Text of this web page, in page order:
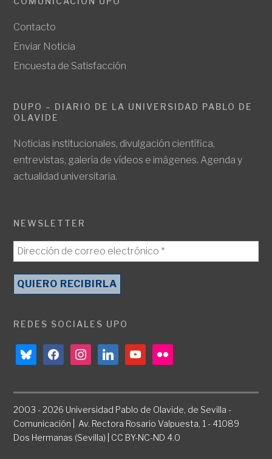
Contacto
Enviar Noticia
Encuesta de Satisfacción
DUPO – DIARIO DE LA UNIVERSIDAD PABLO DE
OLAVIDE
Noticias institucionales, divulgación científica,
entrevistas, galería de vídeos e imágenes. Agenda y
actualidad universitaria.
NEWSLETTER
REDES SOCIALES UPO
blueskyfacebookinstagramlinkedinyoutubeflickr
2003 - 2026 Universidad Pablo de Olavide, de Sevilla -
Comunicación | Av. Rectora Rosario Valpuesta, 1 - 41089
Dos Hermanas (Sevilla) | CC BY-NC-ND 4.0